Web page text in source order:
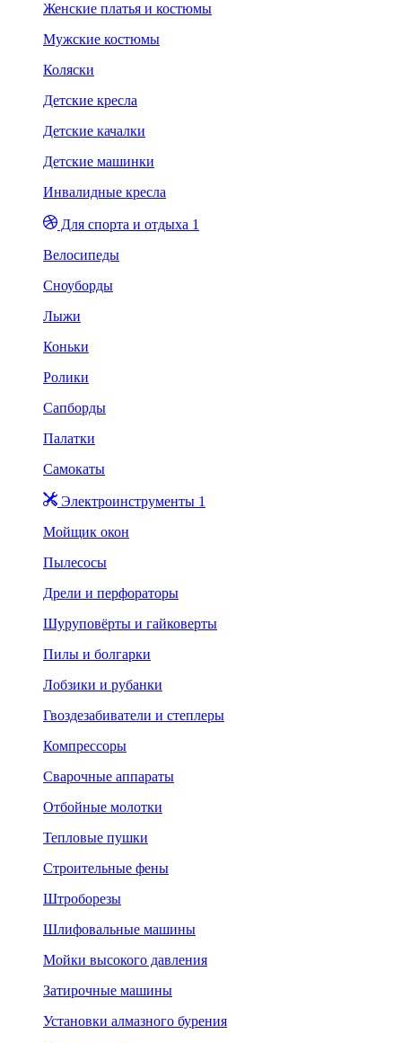
Женские платья и костюмы
Мужские костюмы
Коляски
Детские кресла
Детские качалки
Детские машинки
Инвалидные кресла
Для спорта и отдыха 1
Велосипеды
Сноуборды
Лыжи
Коньки
Ролики
Сапборды
Палатки
Самокаты
Электроинструменты 1
Мойщик окон
Пылесосы
Дрели и перфораторы
Шуруповёрты и гайковерты
Пилы и болгарки
Лобзики и рубанки
Гвоздезабиватели и степлеры
Компрессоры
Сварочные аппараты
Отбойные молотки
Тепловые пушки
Строительные фены
Штроборезы
Шлифовальные машины
Мойки высокого давления
Затирочные машины
Установки алмазного бурения